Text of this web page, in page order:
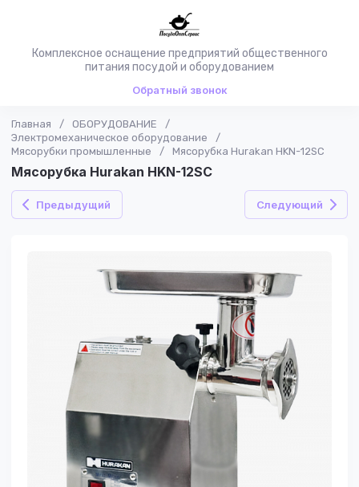
Комплексное оснащение предприятий общественного
питания посудой и оборудованием
Обратный звонок
Главная / ОБОРУДОВАНИЕ
/
Электромеханическое оборудование
/
Мясорубки промышленные
/ Мясорубка Hurakan HKN-12SC
Мясорубка Hurakan HKN-12SC
Предыдущий Следующий